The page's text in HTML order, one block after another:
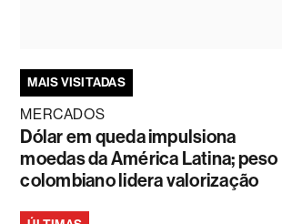
MAIS VISITADAS
MERCADOS
Dólar em queda impulsiona
moedas da América Latina; peso
colombiano lidera valorização